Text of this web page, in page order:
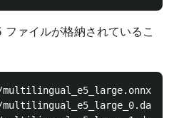
ァイルが格納されているこ